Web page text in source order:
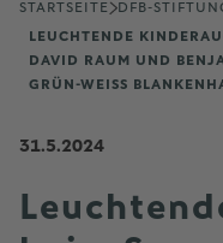
STARTSEITE
DFB-
LEUCHTENDE
DAVID RAUM UND
GRÜN-WEISS
31.5.2024